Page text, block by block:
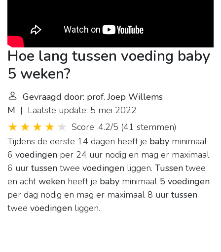
Hoe lang tussen voeding baby
5 weken?
Gevraagd door: prof. Joep Willems
M | Laatste update: 5 mei 2022
Score: 4.2/5 (41 stemmen)
Tijdens de eerste 14 dagen heeft je baby minimaal
6 voedingen per 24 uur nodig en mag er maximaal
6 uur tussen twee voedingen liggen. Tussen twee
en achtweken heeft je baby minimaal 5 voedingen
per dag nodig en mag er maximaal 8 uur tussen
twee voedingen liggen.